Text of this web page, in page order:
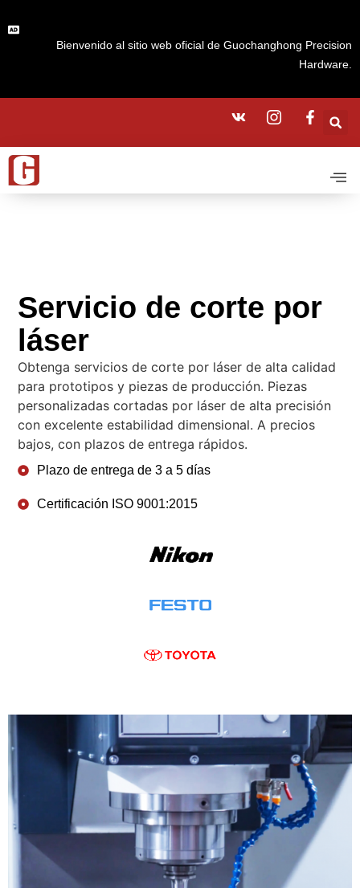
Bienvenido al sitio web oficial de Guochanghong Precision
Hardware.
Servicio de corte por
láser
Obtenga servicios de corte por láser de alta calidad
para prototipos y piezas de producción. Piezas
personalizadas cortadas por láser de alta precisión
con excelente estabilidad dimensional. A precios
bajos, con plazos de entrega rápidos.
Plazo de entrega de 3 a 5 días
Certificación ISO 9001:2015